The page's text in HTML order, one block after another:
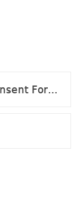
დანართი2_Informed Consent Form_applicant_v.09.24.pdf